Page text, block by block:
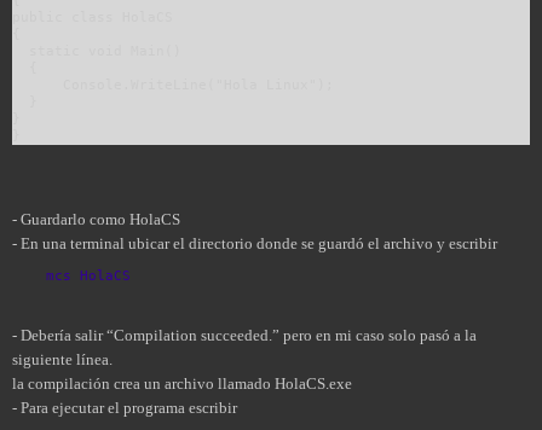
- Guardarlo como HolaCS
- En una terminal ubicar el directorio donde se guardó el archivo y escribir
mcs HolaCS
- Debería salir“Compilation succeeded.” pero en mi caso solo pasó a la
siguiente línea.
la compilación crea un archivo llamado HolaCS.exe
- Para ejecutar el programa escribir